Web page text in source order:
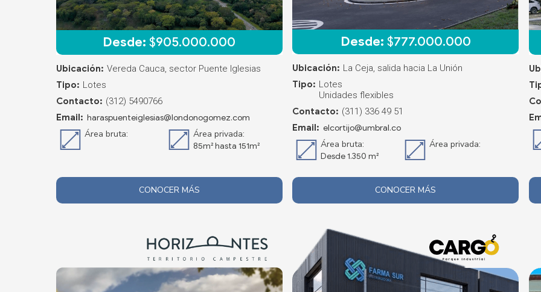
Desde:$905.000.000
Ubicación: Vereda Cauca, sector Puente Iglesias
Tipo: Lotes
Contacto: (312) 5490766
Email: haraspuenteiglesias@londonogomez.com
Área bruta: Área privada:
85m² hasta 151m²
CONOCER MÁS
Desde: $777.000.000
Ubicación: La Ceja, salida hacia La Unión
Tipo: Lotes
Unidades flexibles
Contacto: (311) 336 49 51
Email: elcortijo@umbral.co
Área bruta:
Desde 1.350 m²
Área privada:
CONOCER MÁS